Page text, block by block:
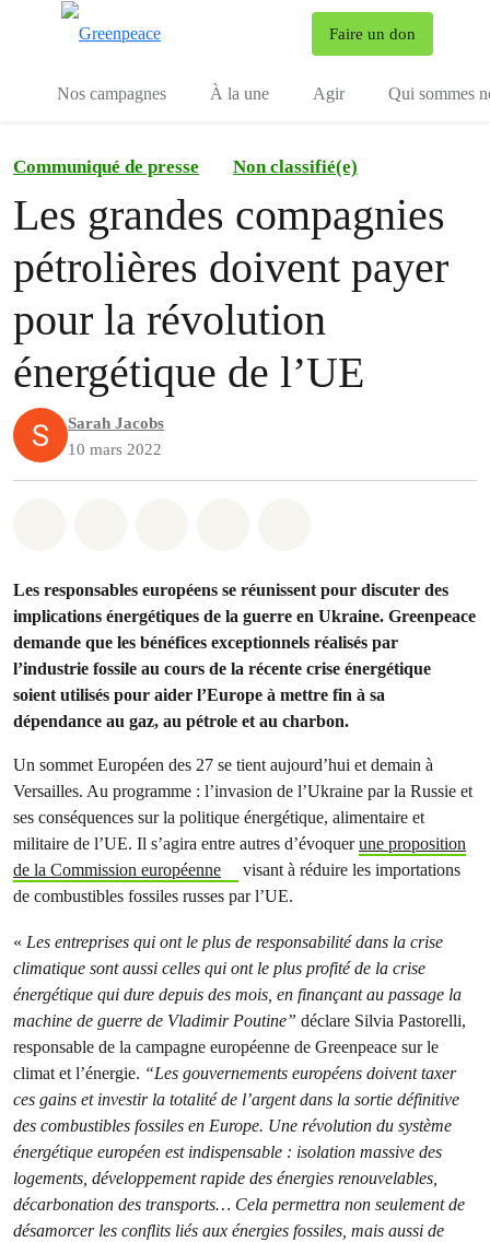
Faire un don
Nos campagnes À la une Agir Qui sommes
Communiqué de presse Non classifié(e)
Les grandes compagnies
pétrolières doivent payer
pour la révolution
énergétique de l’UE
Sarah Jacobs
10 mars 2022
Les responsables européens se réunissent pour discuter des
implications énergétiques de la guerre en Ukraine. Greenpeace
demande que les bénéfices exceptionnels réalisés par
l’industrie fossile au cours de la récente crise énergétique
soient utilisés pour aider l’Europe à mettre fin à sa
dépendance au gaz, au pétrole et au charbon.
Un sommet Européen des 27 se tient aujourd’hui et demain à
Versailles. Au programme : l’invasion de l’Ukraine par la Russie et
ses conséquences sur la politique énergétique, alimentaire et
militaire de l’UE. Il s’agira entre autres d’évoquerune proposition
de la Commission européenne
visant à réduire les importations
de combustibles fossiles russes par l’UE.
« Les entreprises qui ont le plus de responsabilité dans la crise
climatique sont aussi celles qui ont le plus profité de la crise
énergétique qui dure depuis des mois, en finançant au passage la
machine de guerre de Vladimir Poutine” déclare Silvia Pastorelli,
responsable de la campagne européenne de Greenpeace sur le
climat et l’énergie. “Les gouvernements européens doivent taxer
ces gains et investir la totalité de l’argent dans la sortie définitive
des combustibles fossiles en Europe. Une révolution du système
énergétique européen est indispensable : isolation massive des
logements, développement rapide des énergies renouvelables,
décarbonation des transports… Cela permettra non seulement de
désamorcer les conflits liés aux énergies fossiles, mais aussi de